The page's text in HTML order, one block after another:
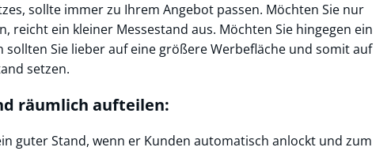
sollte immer zu Ihrem Angebot passen. Möchten Sie nur
reicht ein kleiner Messestand aus. Möchten Sie hingegen ein
Sie lieber auf eine größere Werbefläche und somit auf
setzen.
räumlich aufteilen:
guter Stand, wenn er Kunden automatisch anlockt und zum